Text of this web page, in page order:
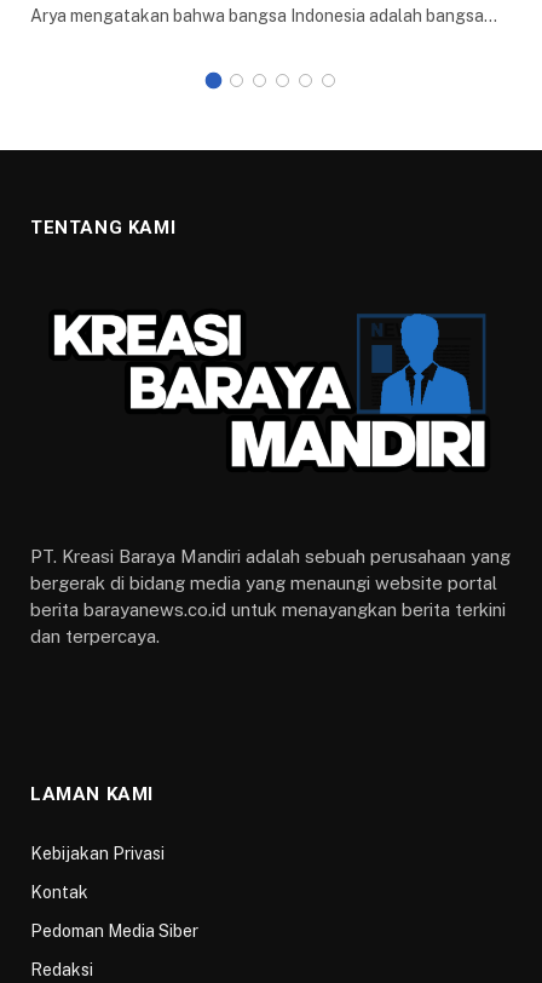
Arya mengatakan bahwa bangsa Indonesia adalah bangsa…
TENTANG KAMI
PT. Kreasi Baraya Mandiri adalah sebuah perusahaan yang
bergerak di bidang media yang menaungi website portal
berita barayanews.co.id untuk menayangkan berita terkini
dan terpercaya.
LAMAN KAMI
Kebijakan Privasi
Kontak
Pedoman Media Siber
Redaksi